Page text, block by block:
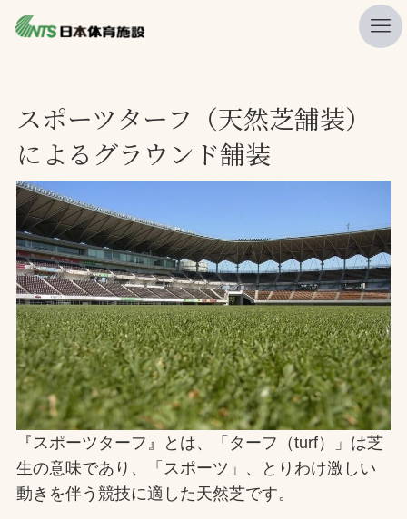
ニュース
プレスリリース
レポート
製品・サービス一覧
施工・管理実績一覧
会社概要
採用情報
検索
お問合せ
お取引先の皆様へ
スポーツターフ（天然芝舗装）
によるグラウンド舗装
『スポーツターフ』とは、「ターフ（turf）」は芝
生の意味であり、「スポーツ」、とりわけ激しい
動きを伴う競技に適した天然芝です。